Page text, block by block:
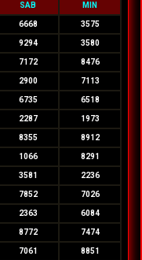
SAB MIN
6668 3575
9294 3580
7172 8476
2900 7113
6735 6518
2287 1973
8355 8912
1066 8291
3581 2236
7852 7026
2363 6084
8772 7474
7061 8851